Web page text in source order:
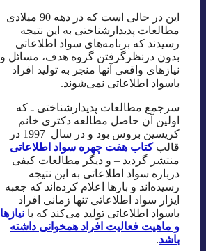
این در حالی است که در دهه 90 میلادی
مطالعات پدیدارشناختی به این نتیجه
رسیدند که برنامه‌های سواد اطلاعاتی
بدون درنظرگرفتن گروه هدف، مسائل و
نیازهای واقعی آنها منجر به تولید افراد
باسواد اطلاعاتی نمی‌شوند.
سرجمع مطالعات پدیدارشناختی ـ که
اولین آن حاصل مطالعه دکتری خانم
کریسین بروس بود و در سال 1997 در
قالبکتاب هفت چهره سواد اطلاعاتی
منتشر گردید – و دیگر مطالعات کیفی
درباره سواد اطلاعاتی به این نتیجه
رسیده‌اند و بارها اعلام کرده‌اند که جعبه
ایزار سواد اطلاعاتی تنها زمانی افراد
باسواد اطلاعاتی تولید می‌کند که با نیازها
و ماهیت فعالیت افراد همخوانی داشته
باشد.